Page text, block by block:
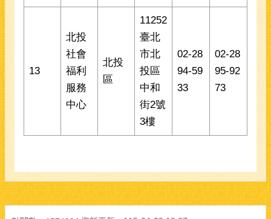
13
北投
社會
福利
服務
中心
北投
區
11252
臺北
市北
投區
中和
街2號
3樓
02-28
94-59
33
02-28
95-92
73